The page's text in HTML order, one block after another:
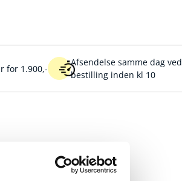
for 1.900,-
Afsendelse samme dag ved
bestilling inden kl 10